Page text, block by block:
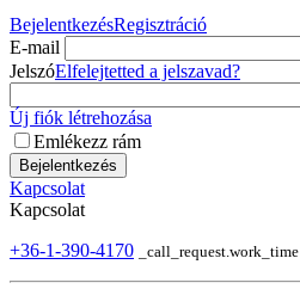
BejelentkezésRegisztráció
E-mail
JelszóElfelejtetted a jelszavad?
Új fiók létrehozása
Emlékezz rám
Bejelentkezés
Kapcsolat
Kapcsolat
+36-1-390-4170
_call_request.work_time